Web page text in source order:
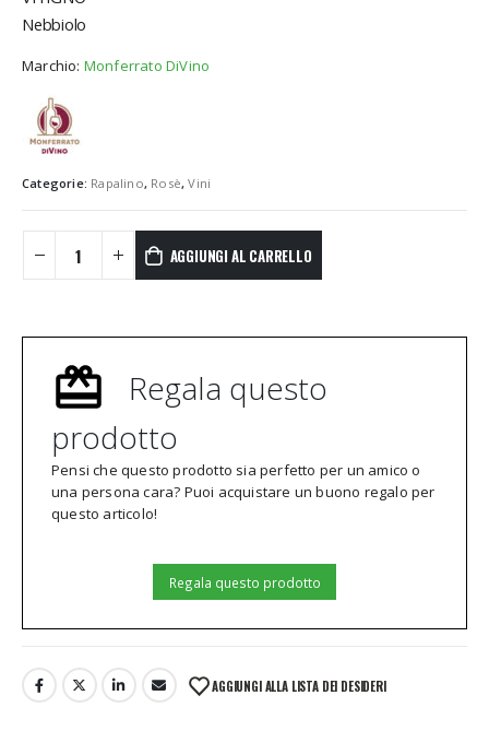
Nebbiolo
Marchio: Monferrato DiVino
Categorie: Rapalino, Rosè,Vini
AGGIUNGI AL CARRELLO
Regala questo
prodotto
Pensi che questo prodotto sia perfetto per un amico o
una persona cara? Puoi acquistare un buono regalo per
questo articolo!
Regala questo prodotto
AGGIUNGI ALLA LISTA DEI DESIDERI